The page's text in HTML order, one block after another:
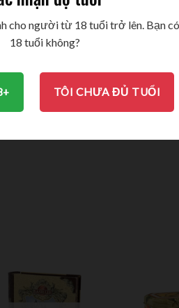
Rượu Vang Papale
Di Manduria
cho người từ 18 tuổi trở lên. Bạn
18 tuổi không?
TÔI CHƯA ĐỦ TUỔI